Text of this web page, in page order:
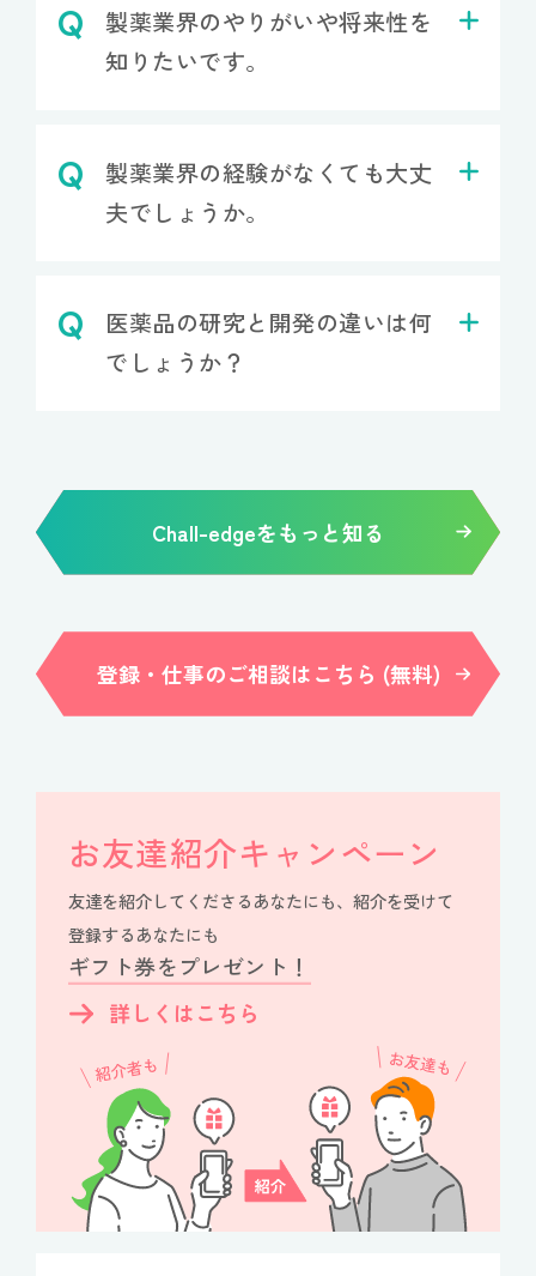
製薬業界のやりがいや将来性を
知りたいです。
製薬業界の経験がなくても大丈
夫でしょうか。
医薬品の研究と開発の違いは何
でしょうか？
Chall-edgeをもっと知る
登録・仕事のご相談はこちら (無料)
お友達紹介キャンペーン
友達を紹介してくださるあなたにも、紹介を受けて
登録するあなたにも
ギフト券をプレゼント！
詳しくはこちら